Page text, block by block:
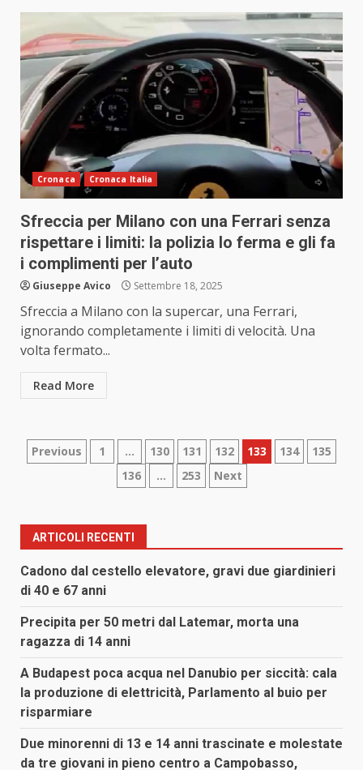
Cronaca Cronaca Italia
Sfreccia per Milano con una Ferrari senza
rispettare i limiti: la polizia lo ferma e gli fa
i complimenti per l’auto
Giuseppe Avico Settembre 18, 2025
Sfreccia a Milano con la supercar, una Ferrari,
ignorando completamente i limiti di velocità. Una
volta fermato...
Read More
Paginazione
articoli
Previous 1 … 130 131 132 133 134
135
136
… 253 Next
ARTICOLI RECENTI
Cadono dal cestello elevatore, gravi due giardinieri
di 40 e 67 anni
Precipita per 50 metri dal Latemar, morta una
ragazza di 14 anni
A Budapest poca acqua nel Danubio per siccità: cala
la produzione di elettricità, Parlamento al buio per
risparmiare
Due minorenni di 13 e 14 anni trascinate e molestate
da tre giovani in pieno centro a Campobasso,